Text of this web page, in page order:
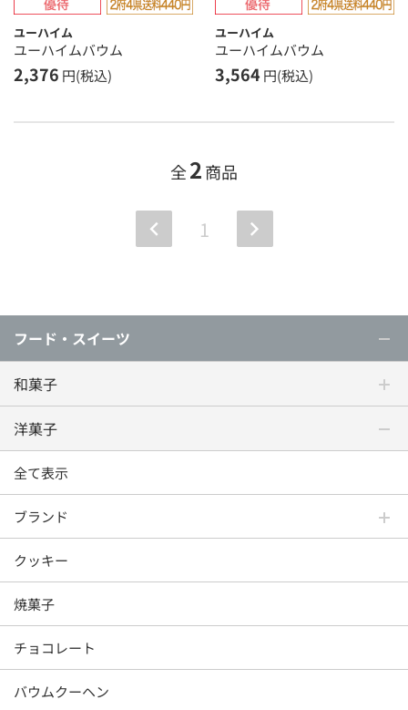
フード・スイーツ
和菓子
洋菓子
全て表示
ブランド
クッキー
焼菓子
チョコレート
バウムクーヘン
ユーハイム
ユーハイムバウム
2,376 円(税込)
ユーハイム
ユーハイムバウム
3,564 円(税込)
全2商品
1